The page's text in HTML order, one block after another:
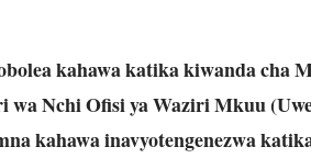
kahawa katika kiwanda cha
wa Nchi Ofisi ya Waziri Mkuu
kahawa inavyotengenezwa